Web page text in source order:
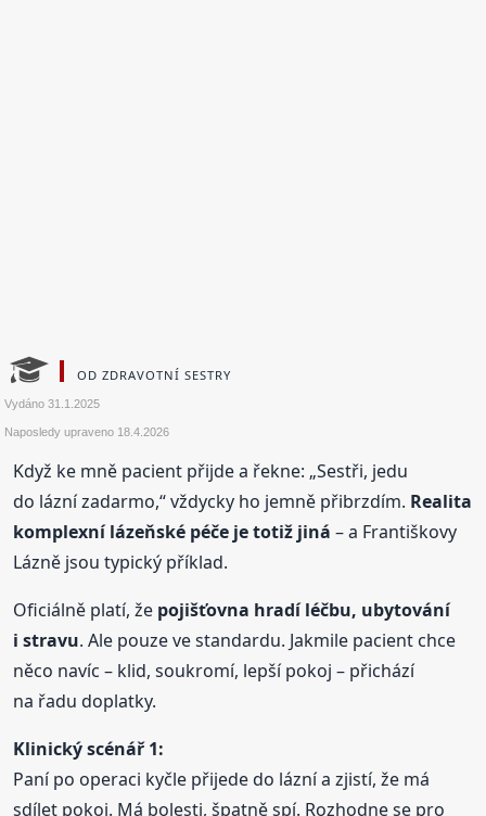
OD ZDRAVOTNÍ SESTRY
Vydáno31.1.2025
Naposledy upraveno 18.4.2026
Když ke mně pacient přijde a řekne: „Sestři, jedu
do lázní zadarmo,“ vždycky ho jemně přibrzdím. Realita
komplexní lázeňské péče je totiž jiná – a Františkovy
Lázně jsou typický příklad.
Oficiálně platí, že pojišťovna hradí léčbu, ubytování
i stravu. Ale pouze ve standardu. Jakmile pacient chce
něco navíc – klid, soukromí, lepší pokoj – přichází
na řadu doplatky.
Klinický scénář 1:
Paní po operaci kyčle přijede do lázní a zjistí, že má
sdílet pokoj. Má bolesti, špatně spí. Rozhodne se pro